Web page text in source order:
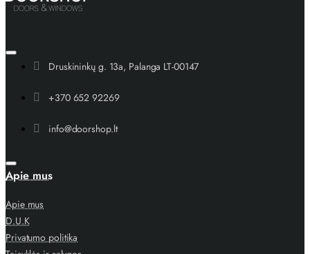
Druskininkų g. 13a, Palanga LT-00147
+370 652 92269
info@doorshop.lt
Apie mus
Apie mus
D.U.K
Privatumo politika